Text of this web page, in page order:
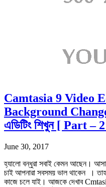
Camtasia 9 Video
Background Change
এডিটিং শিখুন [ Part –
June 30, 2017
হ্যালো বন্ধুরা সবাই কেমন আছেন।
চাই আপনারা সবসময় ভাল থাকেন ।
কাজে চলে যাই। আজকে দেখাব